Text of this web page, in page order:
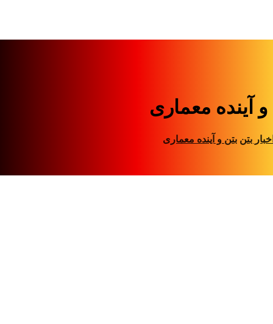
و آینده معماری
بتن بتن و آینده معماری